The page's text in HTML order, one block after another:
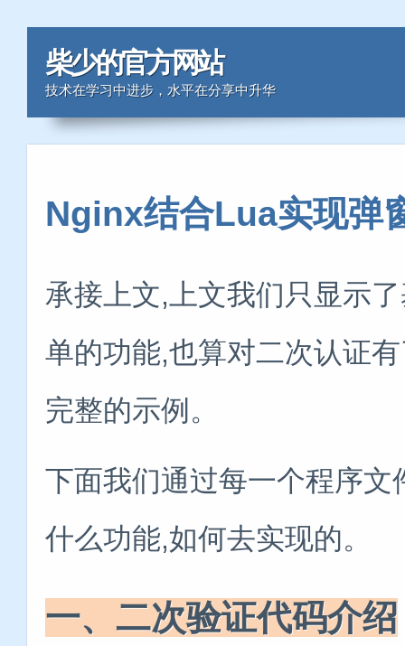
柴少的官方网站
技术在学习中进步，水平在分享中升华
Nginx结合Lua实现弹
承接上文,上文我们只显示
单的功能,也算对二次认证
完整的示例。
下面我们通过每一个程序
什么功能,如何去实现的。
一、二次验证代码介绍